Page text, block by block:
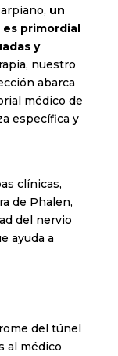
un
primordial
y
nuestro
abarca
médico de
específica y
clínicas,
de Phalen,
del nervio
ayuda a
del túnel
al médico